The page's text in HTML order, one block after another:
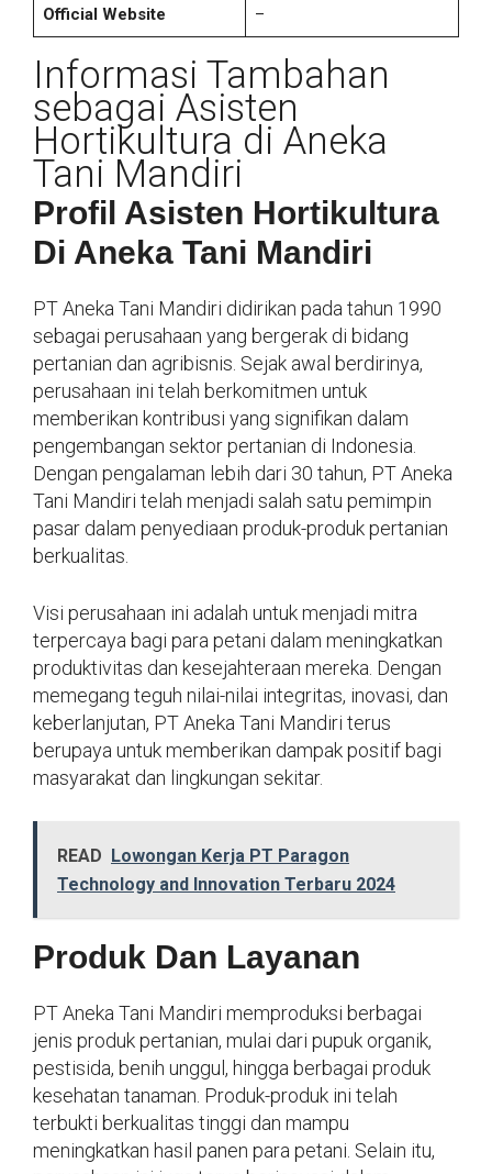
Official Website –
Informasi Tambahan
sebagai Asisten
Hortikultura di Aneka
Tani Mandiri
Profil Asisten Hortikultura
Di Aneka Tani Mandiri
PT Aneka Tani Mandiri didirikan pada tahun 1990
sebagai perusahaan yang bergerak di bidang
pertanian dan agribisnis. Sejak awal berdirinya,
perusahaan ini telah berkomitmen untuk
memberikan kontribusi yang signifikan dalam
pengembangan sektor pertanian di Indonesia.
Dengan pengalaman lebih dari 30 tahun, PT Aneka
Tani Mandiri telah menjadi salah satu pemimpin
pasar dalam penyediaan produk-produk pertanian
berkualitas.
Visi perusahaan ini adalah untuk menjadi mitra
terpercaya bagi para petani dalam meningkatkan
produktivitas dan kesejahteraan mereka. Dengan
memegang teguh nilai-nilai integritas, inovasi, dan
keberlanjutan, PT Aneka Tani Mandiri terus
berupaya untuk memberikan dampak positif bagi
masyarakat dan lingkungan sekitar.
READ
Lowongan Kerja PT Paragon
Technology and Innovation Terbaru 2024
Produk Dan Layanan
PT Aneka Tani Mandiri memproduksi berbagai
jenis produk pertanian, mulai dari pupuk organik,
pestisida, benih unggul, hingga berbagai produk
kesehatan tanaman. Produk-produk ini telah
terbukti berkualitas tinggi dan mampu
meningkatkan hasil panen para petani. Selain itu,